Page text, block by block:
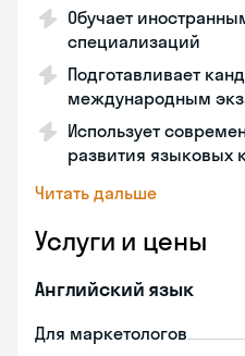
Обучает
специализаций
Подготавливает
международным
Использует
развития языковых
Читать дальше
Услуги и цены
Английский язык
Для маркетологов